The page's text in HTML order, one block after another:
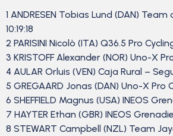
1 ANDRESEN Tobias Lund (DAN)
10:19:18
2 PARISINI Nicolò (ITA) Q36.5 Pro
3 KRISTOFF Alexander (NOR) Uno-X
4 AULAR Orluis (VEN) Caja Rural –
5 GREGAARD Jonas (DAN) Uno-X Pro
6 SHEFFIELD Magnus (USA) INEOS
7 HAYTER Ethan (GBR) INEOS
8 STEWART Campbell (NZL) Team